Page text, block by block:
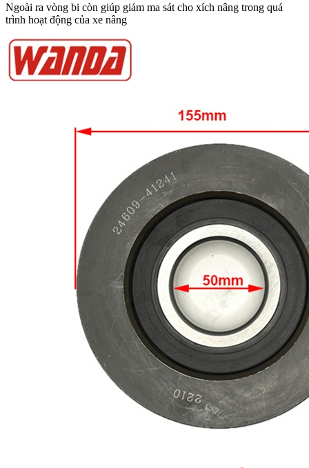
Ngoài ra vòng bi còn giúp giảm ma sát cho xích nâng trong quá
trình hoạt động của xe nâng